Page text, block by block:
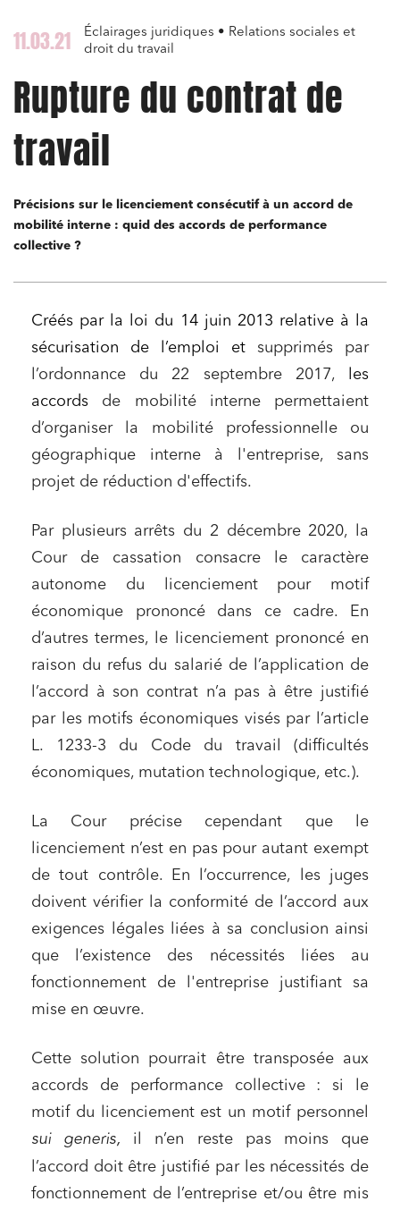
11.03.21
Éclairages juridiques • Relations sociales et
droit du travail
Rupture du contrat de
travail
Précisions sur le licenciement consécutif à un accord de
mobilité interne : quid des accords de performance
collective ?
Créés par la loi du 14 juin 2013 relative à la
sécurisation de l’emploi et supprimés par
l’ordonnance du 22 septembre 2017,
les
accords de mobilité interne permettaient
d’organiser la mobilité professionnelle ou
géographique interne à l'entreprise, sans
projet de réduction d'effectifs.
Par plusieurs arrêts du 2 décembre 2020, la
Cour de cassation consacre le caractère
autonome du licenciement pour motif
économique prononcé dans ce cadre. En
d’autres termes, le licenciement prononcé en
raison du refus du salarié de l’application de
l’accord à son contrat n’a pas à être justifié
par les motifs économiques visés par l’article
L. 1233-3 du Code du travail (difficultés
économiques, mutation technologique, etc.).
La Cour précise cependant que le
licenciement n’est en pas pour autant exempt
de tout contrôle. En l’occurrence, les juges
doivent vérifier la conformité de l’accord aux
exigences légales liées à sa conclusion ainsi
que l’existence des nécessités liées au
fonctionnement de l'entreprise justifiant sa
mise en œuvre.
Cette solution pourrait être transposée aux
accords de performance collective : si le
motif du licenciement est un motif personnel
sui generis, il n’en reste pas moins que
l’accord doit être justifié par les nécessités de
fonctionnement de l’entreprise et/ou être mis